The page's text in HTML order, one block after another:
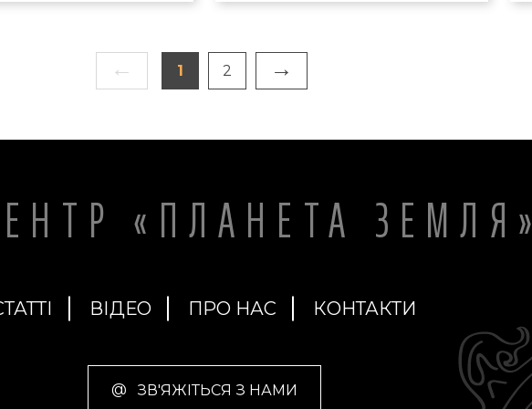
← 1 2 →
«ПЛАНЕТА ЗЕМЛЯ»
ВІДЕО ПРО НАС КОНТАКТИ
@ ЗВ'ЯЖІТЬСЯ З НАМИ